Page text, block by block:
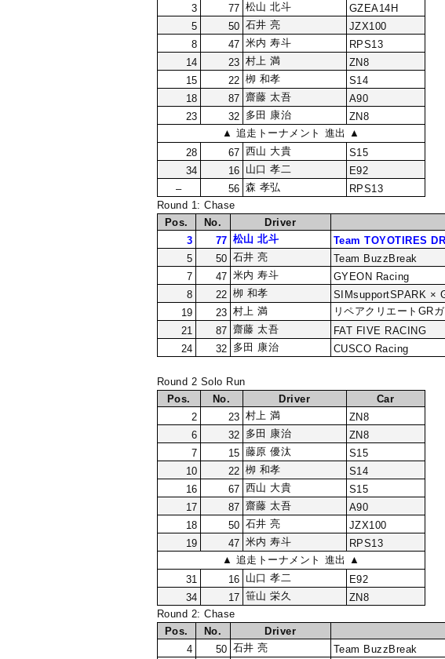
3
77 松山 北斗
GZEA14H
5
50 石井 亮
JZX100
8
47 米内 寿斗
RPS13
14
23 村上 満
ZN8
15
22 栁 和孝
S14
18
87 齋藤 太吾
A90
23
32 多田 康治
ZN8
▲ 追走トーナメント 進出 ▲
28
67 西山 大貴
S15
34
16 山口 孝二
E92
–
56 森 孝弘
RPS13
Round 1: Chase
Pos.
No. Driver
3
77 松山 北斗 Team TOYOTIRES
5
50 石井 亮 Team BuzzBreak
7
47 米内 寿斗 GYEON Racing
8
22 栁 和孝 SIMsupportSPARK ×
19
23 村上 満 リペアクリエートGR
21
87 齋藤 太吾 FAT FIVE RACING
24
32 多田 康治 CUSCO Racing
Round 2 Solo Run
Pos.
No. Driver
Car
2
23 村上 満
ZN8
6
32 多田 康治
ZN8
7
15 藤原 優汰
S15
10
22 栁 和孝
S14
16
67 西山 大貴
S15
17
87 齋藤 太吾
A90
18
50 石井 亮
JZX100
19
47 米内 寿斗
RPS13
▲ 追走トーナメント 進出 ▲
31
16 山口 孝二
E92
34
17 笹山 栄久
ZN8
Round 2: Chase
Pos.
No. Driver
4
50 石井 亮 Team BuzzBreak